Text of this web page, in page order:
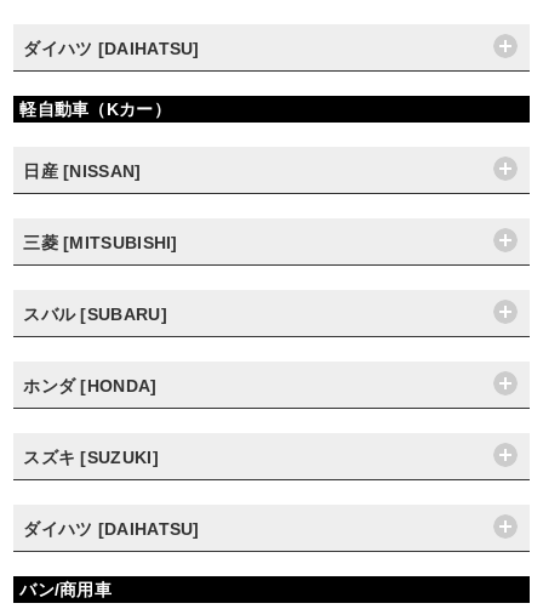
ダイハツ [DAIHATSU]
軽自動車（Kカー）
日産 [NISSAN]
三菱 [MITSUBISHI]
スバル [SUBARU]
ホンダ [HONDA]
スズキ [SUZUKI]
ダイハツ [DAIHATSU]
バン/商用車